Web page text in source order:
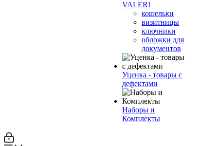
VALERI
кошельки
визитницы
ключники
обложки для
документов
Уценка - товары с
дефектами
Наборы и
Комплекты